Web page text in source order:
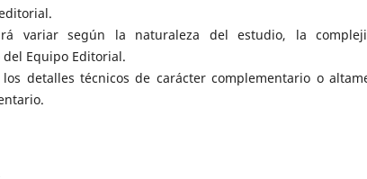
variar según la naturaleza del estudio, la
Equipo Editorial.
detalles técnicos de carácter complementario o